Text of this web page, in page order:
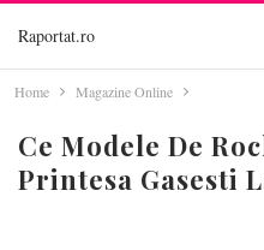
Raportat.ro
Home Magazine Online
Ce Modele De
Printesa Gasesti